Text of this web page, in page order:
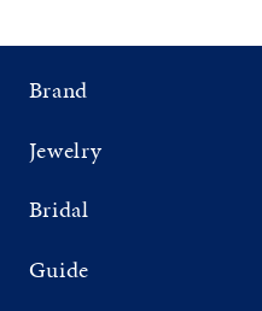
Brand
Jewelry
Bridal
Guide